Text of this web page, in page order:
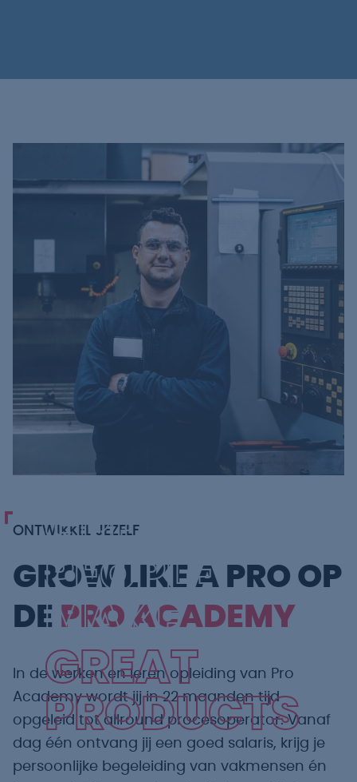
GREAT
PEOPLE
MAKE
GREAT
PRODUCTS
ONTWIKKEL JEZELF
GROW LIKE A PRO OP
DE PRO ACADEMY
In de werken en leren opleiding van Pro
Academy wordt jij in 22 maanden tijd
opgeleid tot allround procesoperator. Vanaf
dag één ontvang jij een goed salaris, krijg je
persoonlijke begeleiding van vakmensen én